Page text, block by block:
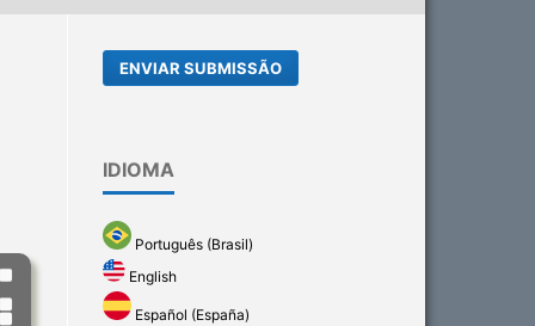
ENVIAR SUBMISSÃO
IDIOMA
Português (Brasil)
English
Español (España)